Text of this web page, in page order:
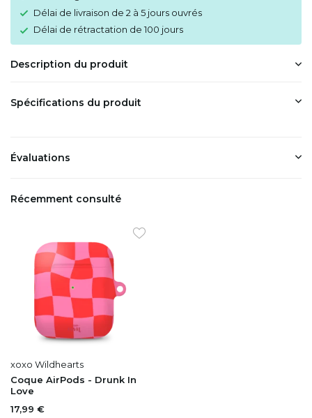
Délai de livraison de 2 à 5 jours ouvrés
Délai de rétractation de 100 jours
Description du produit
Spécifications du produit
Évaluations
Récemment consulté
xoxo Wildhearts
Coque AirPods - Drunk In
Love
17,99 €